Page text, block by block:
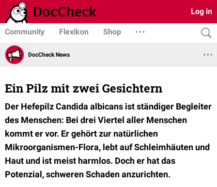
Log in
Community Flexikon Shop
DocCheck News
Ein Pilz mit zwei Gesichtern
Der Hefepilz Candida albicans ist ständiger Begleiter
des Menschen: Bei drei Viertel aller Menschen
kommt er vor. Er gehört zur natürlichen
Mikroorganismen-Flora, lebt auf Schleimhäuten und
Haut und ist meist harmlos. Doch er hat das
Potenzial, schweren Schaden anzurichten.